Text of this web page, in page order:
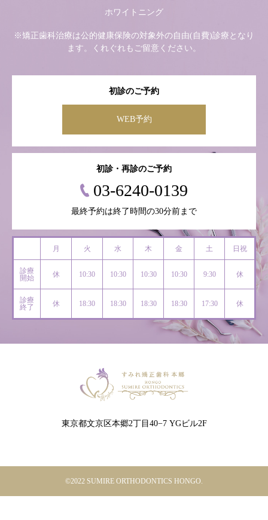
ホワイトニング
※矯正歯科治療は公的健康保険の対象外の自由(自費)診療となり
ます。くれぐれもご留意ください。
初診のご予約
WEB予約
初診・再診のご予約
03-6240-0139
最終予約は終了時間の30分前まで
月 火 水 木 金 土 日祝
診療
開始
休 10:30 10:30 10:30 10:30 9:30 休
診療
終了
休 18:30 18:30 18:30 18:30 17:30 休
東京都文京区本郷2丁目40−7 YGビル2F
©2022 SUMIRE ORTHODONTICS HONGO.